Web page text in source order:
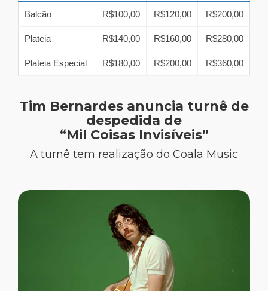
Balcão R$100,00 R$120,00 R$200,00
Plateia R$140,00 R$160,00 R$280,00
Plateia Especial R$180,00 R$200,00 R$360,00
Tim Bernardes anuncia turnê de
despedida de
“Mil Coisas Invisíveis”
A turnê tem realização do Coala Music